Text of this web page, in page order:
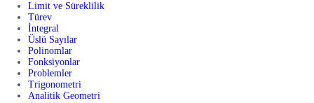
Limit ve Süreklilik
Türev
İntegral
Üslü Sayılar
Polinomlar
Fonksiyonlar
Problemler
Trigonometri
Analitik Geometri